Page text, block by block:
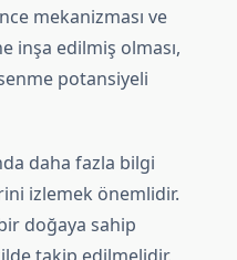
mekanizması ve
inşa edilmiş olması,
potansiyeli
daha fazla bilgi
izlemek önemlidir.
doğaya sahip